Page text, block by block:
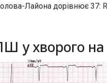
Лайона дорівнює
у хворого на